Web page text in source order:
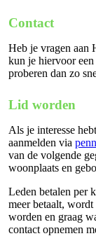
Contact
Heb je vragen aan
kun je hiervoor
proberen dan zo
Lid worden
Als je interesse
aanmelden via
van de volgende
woonplaats en
Leden betalen per
meer betaalt,
worden en graag
contact opnemen